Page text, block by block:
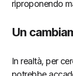
riproponendo
Un
In realtà, per